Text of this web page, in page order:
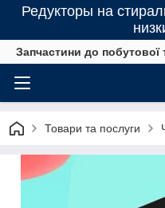
Редукторы на
Запчастини до побутової
Товари та послуги